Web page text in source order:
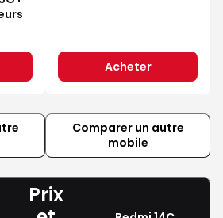
Acheter
Comparer un autre
mobile
Prix